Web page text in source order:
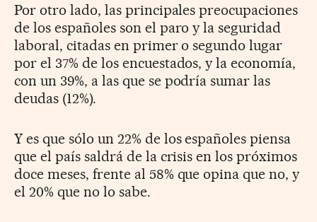
Por otro lado, las principales preocupaciones
de los españoles son el paro y la seguridad
laboral, citadas en primer o segundo lugar
por el 37% de los encuestados, y la economía,
con un 39%, a las que se podría sumar las
deudas (12%).
Y es que sólo un 22% de los españoles piensa
que el país saldrá de la crisis en los próximos
doce meses, frente al 58% que opina que no, y
el 20% que no lo sabe.